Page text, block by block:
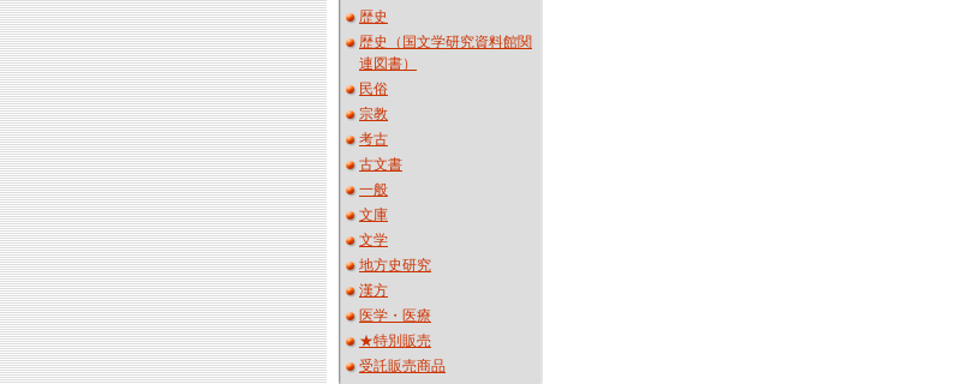
歴史
歴史（国文学研究資料館関
連図書）
民俗
宗教
考古
古文書
一般
文庫
文学
地方史研究
漢方
医学・医療
★特別販売
受託販売商品